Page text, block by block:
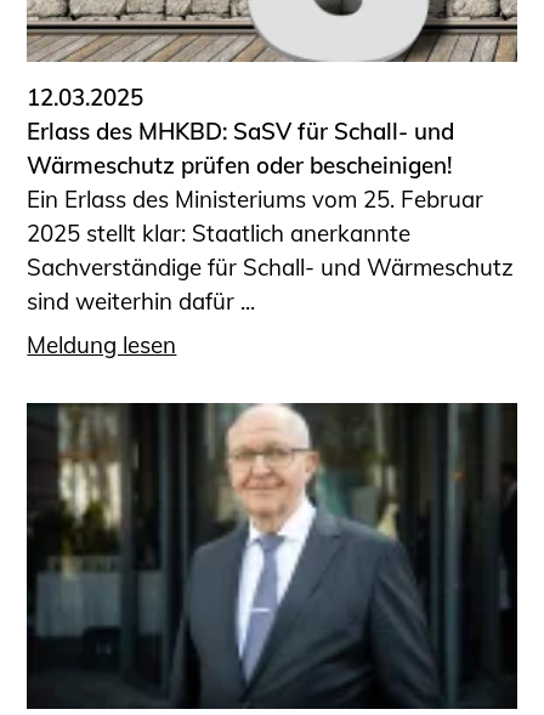
Informationen für Fortbildungsträger
Anträge, Anzeigen, Formulare
Fortbildung/Seminare
Informationen für Ingenieurinnen
und Ingenieure
Recht
Planungswettbewerbe
Publikationen
Stellenbörse
Staatlich anerkannte Sachverständige
Sachverständige
Prüfsachverständige
Qualifizierte Tragwerksplaner/-innen
Bauvorlageberechtigte
Sachkundige für Zustands- und
Funktionsprüfung privater
Abwasserleitungen
Vereinbarungen mit
Ingenieurkammern
12.03.2025
Erlass des MHKBD: SaSV für Schall- und
Wärmeschutz prüfen oder bescheinigen!
Ein Erlass des Ministeriums vom 25. Februar
2025 stellt klar: Staatlich anerkannte
Sachverständige für Schall- und Wärmeschutz
sind weiterhin dafür ...
Meldung lesen